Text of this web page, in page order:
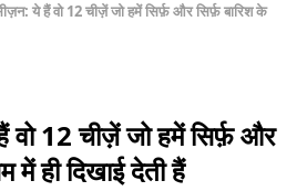
ये हैं वो 12 चीज़ें जो हमें सिर्फ़ और सिर्फ़ बारिश के
12 चीज़ें जो हमें सिर्फ़ और
में ही दिखाई देती हैं